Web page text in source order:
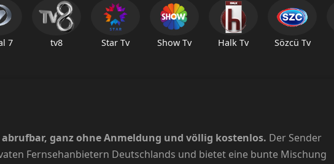
7 tv8 Star Tv Show Tv Halk Tv Sözcü Tv
ganz ohne Anmeldung und völlig kostenlos. Der Sender
Fernsehanbietern Deutschlands und bietet eine bunte Mischung